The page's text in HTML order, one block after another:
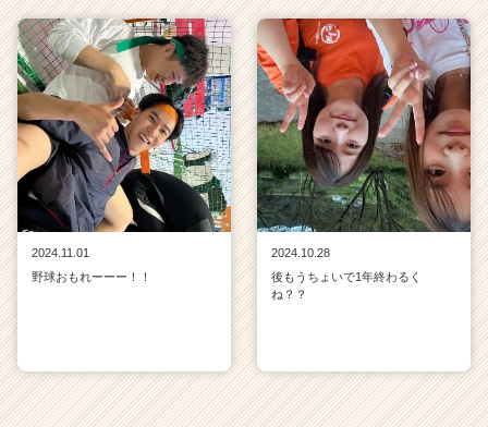
2024.11.01
野球おもれーーー！！
2024.10.28
後もうちょいで1年終わるく
ね？？